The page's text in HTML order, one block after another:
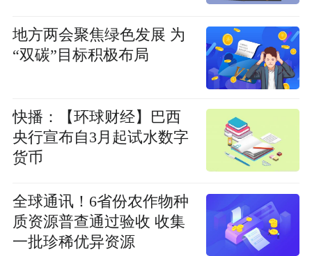
地方两会聚焦绿色发展 为
“双碳”目标积极布局
快播：【环球财经】巴西
央行宣布自3月起试水数字
货币
全球通讯！6省份农作物种
质资源普查通过验收 收集
一批珍稀优异资源